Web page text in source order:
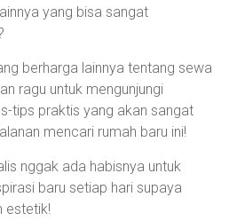
yang bisa sangat
berharga lainnya tentang sewa
ragu untuk mengunjungi
tips praktis yang akan sangat
mencari rumah baru ini!
nggak ada habisnya untuk
baru setiap hari supaya
estetik!